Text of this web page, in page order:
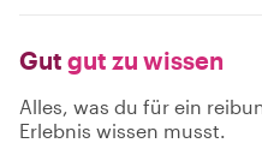
Gut gut zu wissen
Alles, was du für ein
Erlebnis wissen musst.